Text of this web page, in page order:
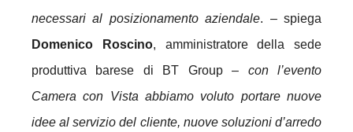
necessari al posizionamento aziendale. – spiega
Domenico Roscino, amministratore della sede
produttiva barese di BT Group – con l’evento
Camera con Vista abbiamo voluto portare nuove
idee al servizio del cliente, nuove soluzioni d’arredo